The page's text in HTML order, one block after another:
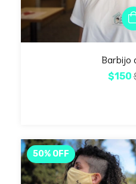
Barbijo
$150
50% OFF